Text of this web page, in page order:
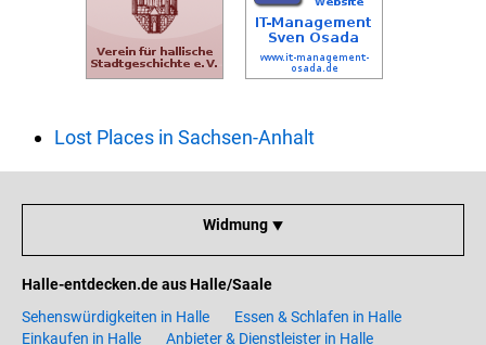
Lost Places in Sachsen-Anhalt
Widmung ⯆
Halle-entdecken.de aus Halle/Saale
Sehenswürdigkeiten in Halle
Essen & Schlafen in Halle
Einkaufen in Halle
Anbieter & Dienstleister in Halle